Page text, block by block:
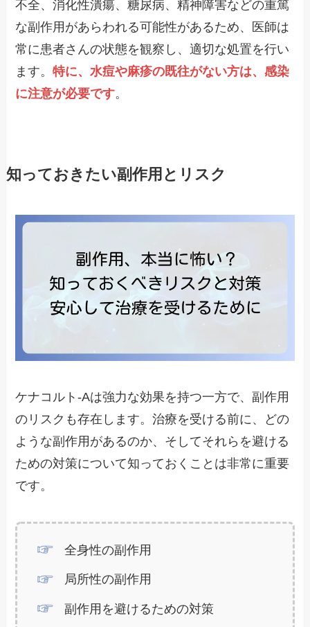
不全、消化性潰瘍、糖尿病、精神障害などの重篤
な副作用があらわれる可能性があるため、医師は
常に患者さんの状態を観察し、適切な処置を行い
ます。特に、水痘や麻疹の既往がない方は、感染
に注意が必要です。
知っておきたい副作用とリスク
ケナコルト-Aは強力な効果を持つ一方で、副作用
のリスクも存在します。治療を受ける前に、どの
ような副作用があるのか、そしてそれらを避ける
ための対策について知っておくことは非常に重要
です。
全身性の副作用
局所性の副作用
副作用を避けるための対策